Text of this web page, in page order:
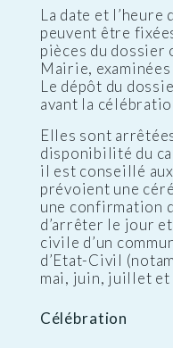
La date et l’heure
peuvent être
pièces du dossier
Mairie,
Le dépôt du
avant la
Elles sont
disponibilité du
il est conseillé
prévoient une
une confirmation
d’arrêter le jour
civile d’un
d’Etat-Civil
mai, juin, juillet et
Célébration